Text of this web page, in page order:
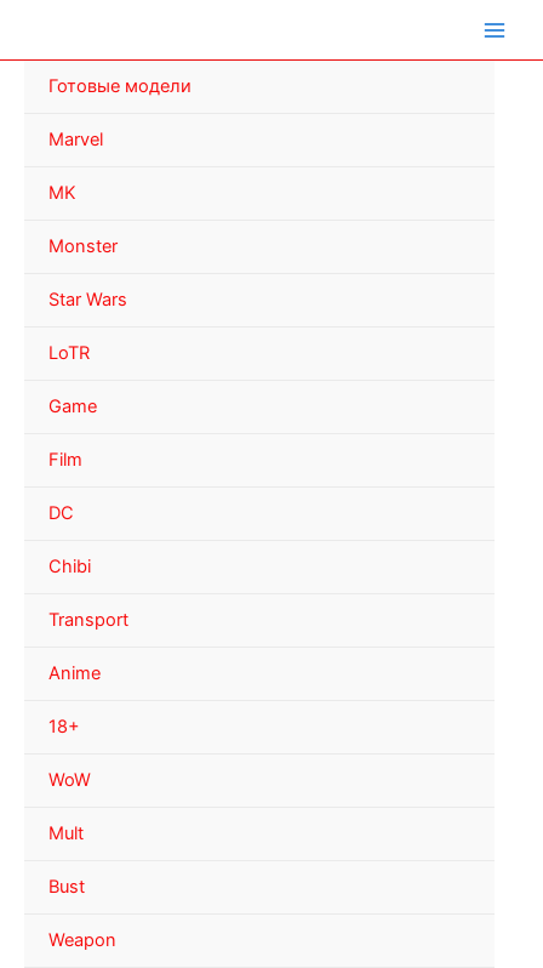
Готовые модели
Marvel
MK
Monster
Star Wars
LoTR
Game
Film
DC
Chibi
Transport
Anime
18+
WoW
Mult
Bust
Weapon